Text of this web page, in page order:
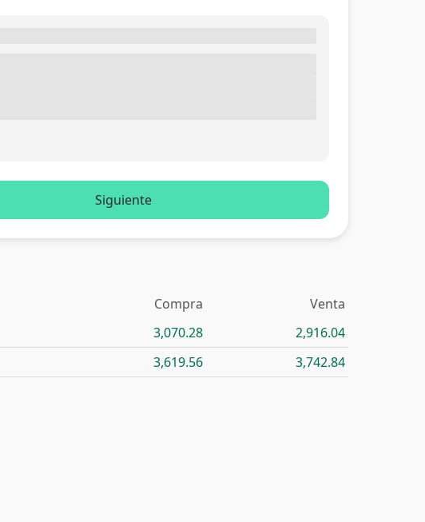
Siguiente
Compra
Venta
3,070.28
2,916.04
3,619.56 3,742.84